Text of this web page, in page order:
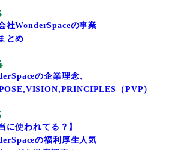
社WonderSpaceの事業
とめ
の企業理念、
（PVP）
に使われてる？】
の福利厚生人気